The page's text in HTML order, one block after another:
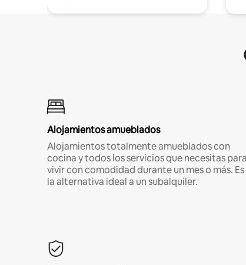
Alojamientos amueblados
Alojamientos totalmente amueblados con
cocina y todos los servicios que necesitas para
vivir con comodidad durante un mes o más. Es
la alternativa ideal a un subalquiler.